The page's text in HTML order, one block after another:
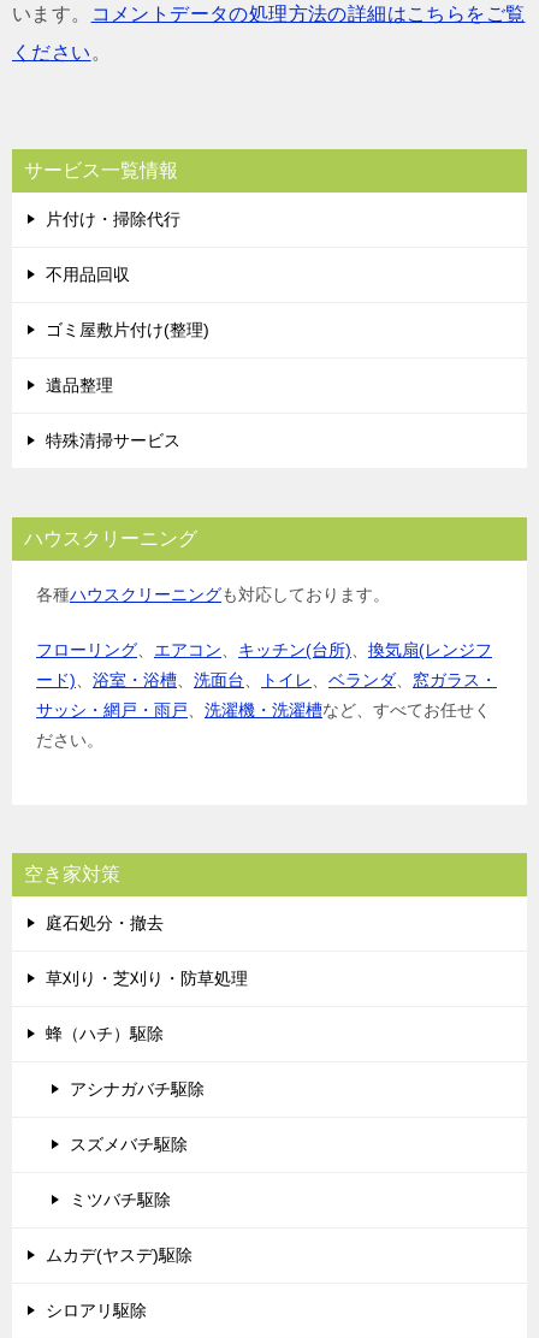
います。
コメントデータの処理方法の詳細はこちらをご覧
ください 。
サービス一覧情報
片付け・掃除代行
不用品回収
ゴミ屋敷片付け(整理)
遺品整理
特殊清掃サービス
ハウスクリーニング
各種ハウスクリーニングも対応しております。
フローリング エアコン キッチン(台所)
換気扇(レンジフ
ード)
浴室・浴槽 洗面台 トイレ ベランダ
窓ガラス・
サッシ・網戸・雨戸
洗濯機・洗濯槽など、すべてお任せく
ださい。
空き家対策
庭石処分・撤去
草刈り・芝刈り・防草処理
蜂（ハチ）駆除
アシナガバチ駆除
スズメバチ駆除
ミツバチ駆除
ムカデ(ヤスデ)駆除
シロアリ駆除